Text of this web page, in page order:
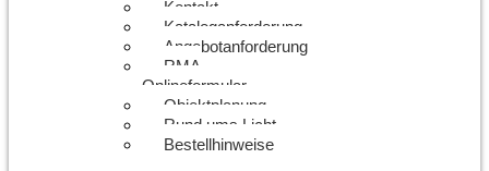
Kontakt
Kataloganforderung
Angebotanforderung
RMA
Onlineformular
Objektplanung
Rund ums Licht
Bestellhinweise